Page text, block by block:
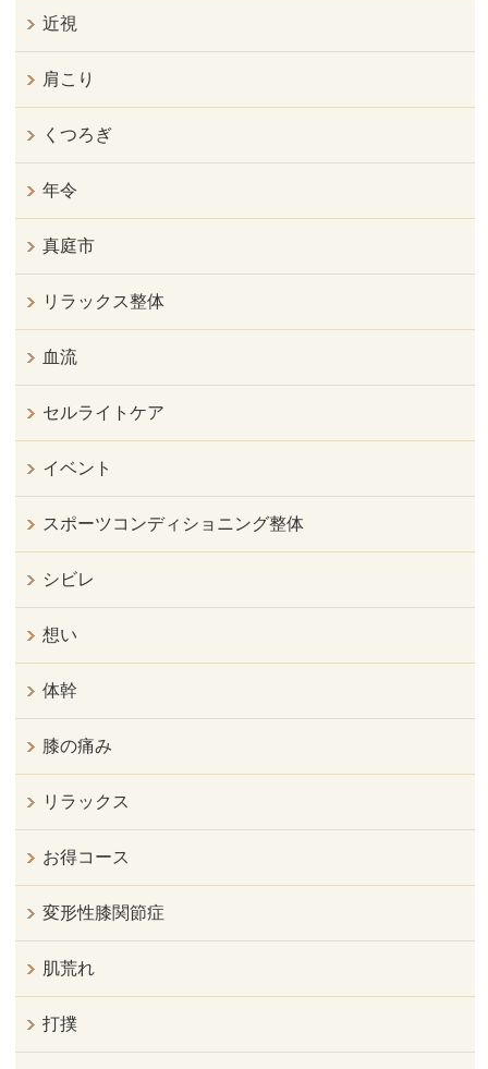
近視
肩こり
くつろぎ
年令
真庭市
リラックス整体
血流
セルライトケア
イベント
スポーツコンディショニング整体
シビレ
想い
体幹
膝の痛み
リラックス
お得コース
変形性膝関節症
肌荒れ
打撲